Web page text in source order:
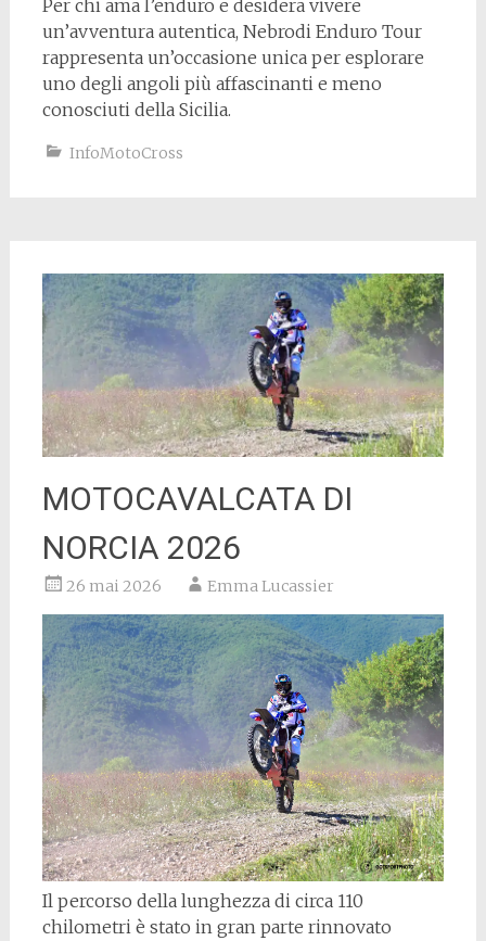
Per chi ama l’enduro e desidera vivere
un’avventura autentica, Nebrodi Enduro Tour
rappresenta un’occasione unica per esplorare
uno degli angoli più affascinanti e meno
conosciuti della Sicilia.
InfoMotoCross
MOTOCAVALCATA DI
NORCIA 2026
26 mai 2026 Emma Lucassier
Il percorso della lunghezza di circa 110
chilometri è stato in gran parte rinnovato